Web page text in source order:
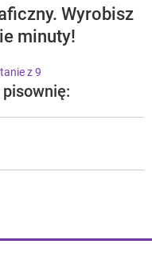
Wyrobisz
minuty!
z 9